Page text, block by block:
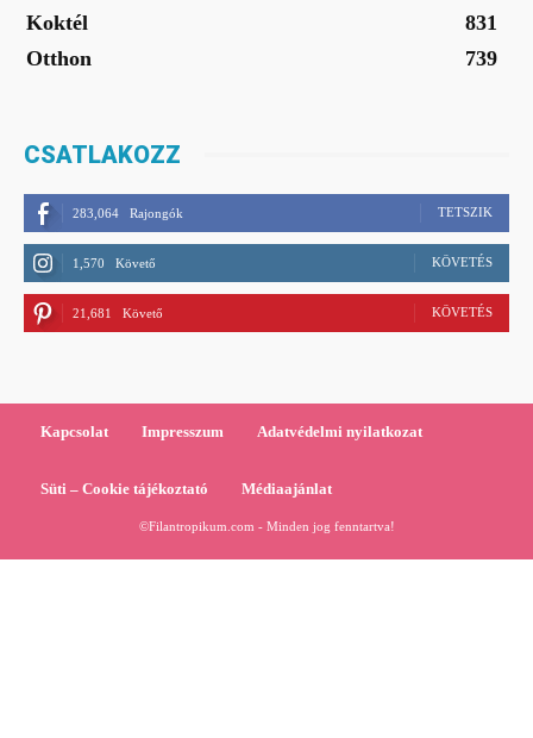
Koktél
831
Otthon
739
CSATLAKOZZ
283,064 Rajongók TETSZIK
1,570 Követő KÖVETÉS
21,681 Követő KÖVETÉS
Kapcsolat Impresszum Adatvédelmi nyilatkozat
Süti – Cookie tájékoztató Médiaajánlat
©Filantropikum.com - Minden jog fenntartva!